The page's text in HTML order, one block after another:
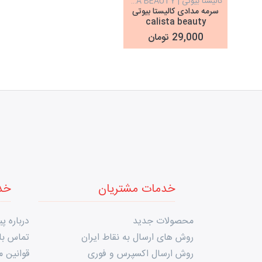
سرمه مدادی کالیستا بیوتی
calista beauty
29,000 تومان
خدمات مشتریان
محصولات جدید
روش های ارسال به نقاط ایران
روش ارسال اکسپرس و فوری
درباره
تماس